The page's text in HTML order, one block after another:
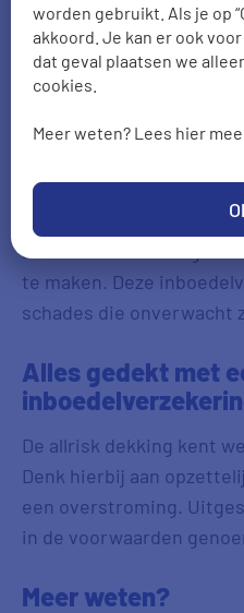
worden gebruikt. Als je op
akkoord. Je kan er ook
dat geval plaatsen we
cookies.
Meer weten? Lees hier
Inboedelverzekering
Allrisk
Stoot je per ongeluk een
inboedelverzekering
te maken. Deze
schades die onverwacht
Alles gedekt met
De allrisk dekking kent
Denk hierbij aan
een overstroming.
in de voorwaarden
Meer weten?